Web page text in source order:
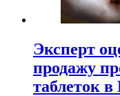
Эксперт
продажу
таблеток